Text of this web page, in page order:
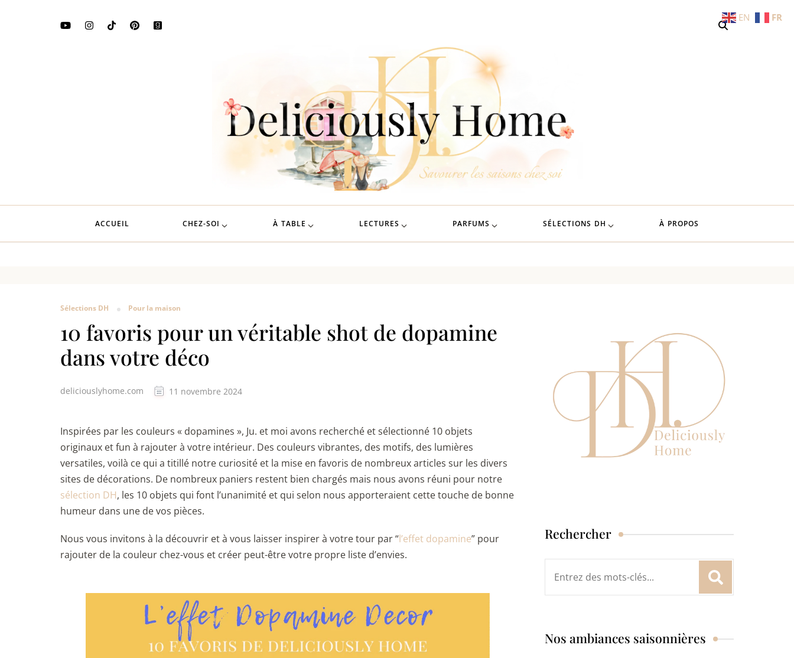
ACCUEIL CHEZ-SOI À TABLE LECTURES PARFUMS SÉLECTIONS DH À PROPOS
Sélections DH Pour la maison
10 favoris pour un véritable shot de dopamine
dans votre déco
deliciouslyhome.com 11 novembre 2024
Inspirées par les couleurs « dopamines », Ju. et moi avons recherché et sélectionné 10 objets
originaux et fun à rajouter à votre intérieur. Des couleurs vibrantes, des motifs, des lumières
versatiles, voilà ce qui a titillé notre curiosité et la mise en favoris de nombreux articles sur les divers
sites de décorations. De nombreux paniers restent bien chargés mais nous avons réuni pour notre
sélection DH, les 10 objets qui font l’unanimité et qui selon nous apporteraient cette touche de bonne
humeur dans une de vos pièces.
Nous vous invitons à la découvrir et à vous laisser inspirer à votre tour par “l’effet dopamine” pour
rajouter de la couleur chez-vous et créer peut-être votre propre liste d’envies.
Rechercher
Nos ambiances saisonnières
EN FR